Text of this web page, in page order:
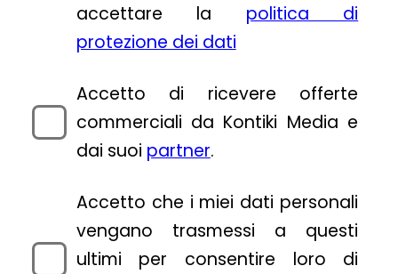
accettare la politica di
protezione dei dati
Accetto di ricevere offerte
commerciali da Kontiki Media e
dai suoi partner.
Accetto che i miei dati personali
vengano trasmessi a questi
ultimi per consentire loro di